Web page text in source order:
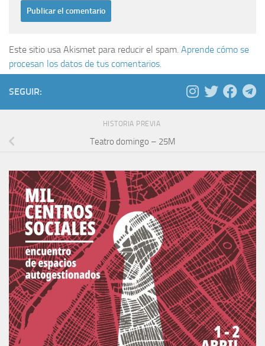
Este sitio usa Akismet para reducir el spam. Aprende cómo se
procesan los datos de tus comentarios.
SEGUIR:
HISTORIA PREVIA
Teatro domingo – 25M